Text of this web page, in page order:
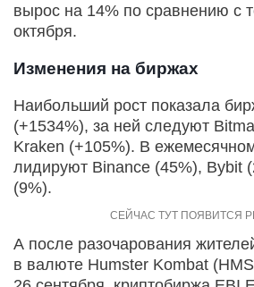
вырос на 14% по сравнению с
октября.
Изменения на биржах
Наибольший рост показала
(+1534%), за ней следуют
Kraken (+105%). В
лидируют Binance (45%), Bybit
(9%).
А после разочарования
в валюте Humster Kombat